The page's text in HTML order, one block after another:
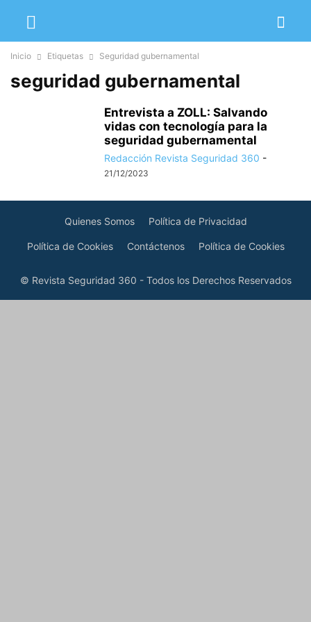
Inicio Etiquetas Seguridad gubernamental
seguridad gubernamental
Entrevista a ZOLL: Salvando
vidas con tecnología para la
seguridad gubernamental
Redacción Revista Seguridad 360 -
21/12/2023
Quienes Somos Política de Privacidad
Política de Cookies Contáctenos Política de Cookies
© Revista Seguridad 360 - Todos los Derechos Reservados